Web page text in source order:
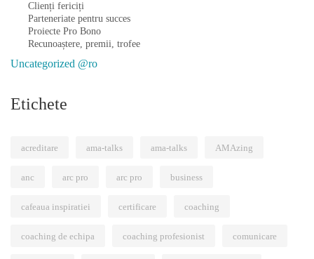
Clienți fericiți
Parteneriate pentru succes
Proiecte Pro Bono
Recunoaștere, premii, trofee
Uncategorized @ro
Etichete
acreditare ama-talks ama-talks AMAzing
anc arc pro arc pro business
cafeaua inspiratiei certificare coaching
coaching de echipa coaching profesionist comunicare